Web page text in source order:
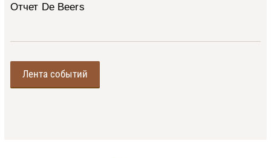
Отчет De Beers
Лента событий